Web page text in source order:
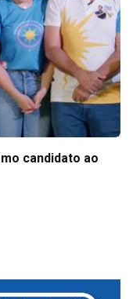
candidato ao